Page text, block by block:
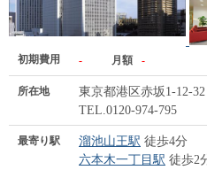
初期費用 - 月額 -
所在地
東京都港区赤坂1-12-
TEL.0120-974-795
最寄り駅 溜池山王駅 徒歩4分
六本木一丁目駅 徒歩2